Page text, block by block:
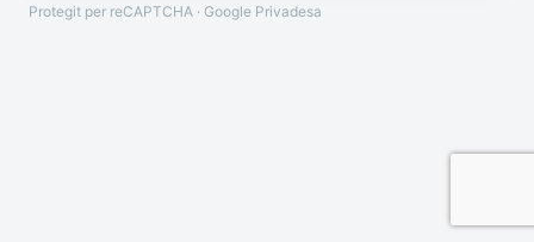
Protegit per reCAPTCHA · Google Privadesa